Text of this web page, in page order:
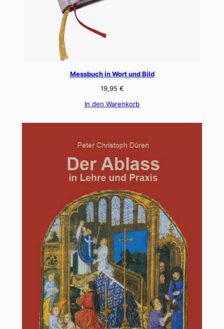
Messbuch in Wort und Bild
19,95 €
In den Warenkorb